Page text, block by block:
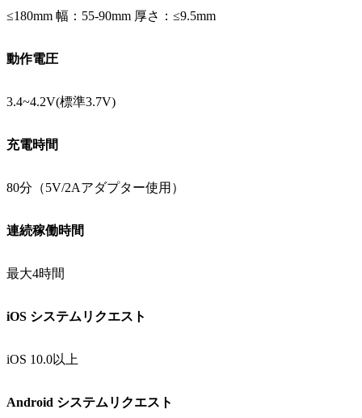
≤180mm 幅：55-90mm 厚さ：≤9.5mm
動作電圧
3.4~4.2V(標準3.7V)
充電時間
80分（5V/2Aアダプター使用）
連続稼働時間
最大4時間
iOS システムリクエスト
iOS 10.0以上
Android システムリクエスト